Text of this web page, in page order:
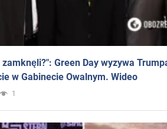
Green Day wyzywa
w Gabinecie Owalnym. Wideo
1